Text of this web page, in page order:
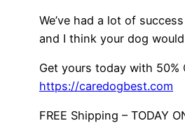
We’ve had a lot of
and I think your dog
Get yours today with 50%
https://caredogbest.com
FREE Shipping – TODAY